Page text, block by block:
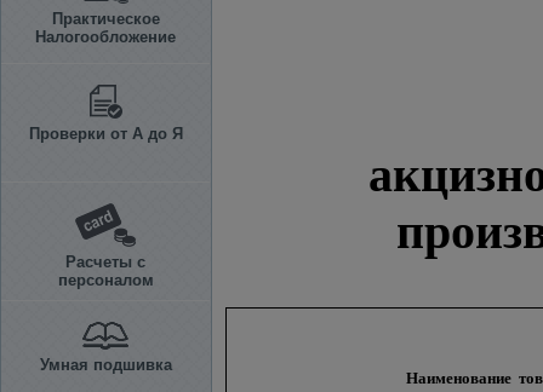
Практическое
Налогообложение
Проверки от А до Я
Расчеты с
персоналом
Умная подшивка
Наименование